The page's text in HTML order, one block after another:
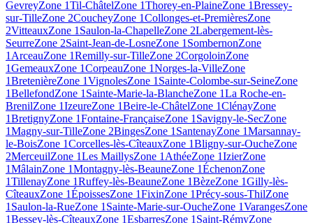
GevreyZone 1Til-ChâtelZone 1Thorey-en-PlaineZone 1Bressey-
sur-TilleZone 2CoucheyZone 1Collonges-et-PremièresZone
2VitteauxZone 1Saulon-la-ChapelleZone 2Labergement-lès-
SeurreZone 2Saint-Jean-de-LosneZone 1SombernonZone
1ArceauZone 1Remilly-sur-TilleZone 2CorgoloinZone
1GemeauxZone 1CorpeauZone 1Norges-la-VilleZone
1BretenièreZone 1VignolesZone 1Sainte-Colombe-sur-SeineZone
1BellefondZone 1Sainte-Marie-la-BlancheZone 1La Roche-en-
BrenilZone 1IzeureZone 1Beire-le-ChâtelZone 1ClénayZone
1BretignyZone 1Fontaine-FrançaiseZone 1Savigny-le-SecZone
1Magny-sur-TilleZone 2BingesZone 1SantenayZone 1Marsannay-
le-BoisZone 1Corcelles-lès-CîteauxZone 1Bligny-sur-OucheZone
2MerceuilZone 1Les MaillysZone 1AthéeZone 1IzierZone
1MâlainZone 1Montagny-lès-BeauneZone 1ÉchenonZone
1TillenayZone 1Ruffey-lès-BeauneZone 1BèzeZone 1Gilly-lès-
CîteauxZone 1ÉpoissesZone 1FixinZone 1Précy-sous-ThilZone
1Saulon-la-RueZone 1Sainte-Marie-sur-OucheZone 1VarangesZone
1Bessey-lès-CîteauxZone 1EsbarresZone 1Saint-RémyZone